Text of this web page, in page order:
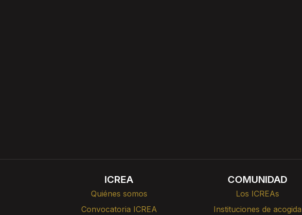
ICREA
Quiénes somos
Convocatoria ICREA
COMUNIDAD
Los ICREAs
Instituciones de acogida